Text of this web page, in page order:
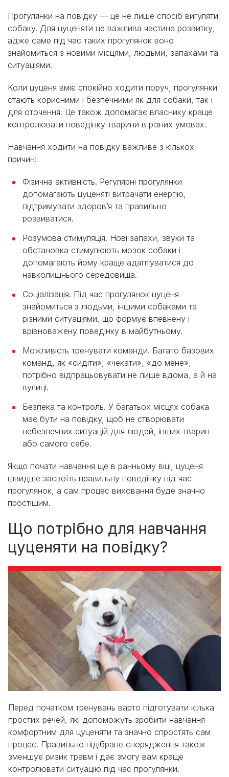
Прогулянки на повідку — це не лише спосіб вигуляти
собаку. Для цуценяти це важлива частина розвитку,
адже саме під час таких прогулянок воно
знайомиться з новими місцями, людьми, запахами та
ситуаціями.
Коли цуценя вміє спокійно ходити поруч, прогулянки
стають корисними і безпечними як для собаки, так і
для оточення. Це також допомагає власнику краще
контролювати поведінку тварини в різних умовах.
Навчання ходити на повідку важливе з кількох
причин:
Фізична активність. Регулярні прогулянки
допомагають цуценяті витрачати енергію,
підтримувати здоров’я та правильно
розвиватися.
Розумова стимуляція. Нові запахи, звуки та
обстановка стимулюють мозок собаки і
допомагають йому краще адаптуватися до
навколишнього середовища.
Соціалізація. Під час прогулянок цуценя
знайомиться з людьми, іншими собаками та
різними ситуаціями, що формує впевнену і
врівноважену поведінку в майбутньому.
Можливість тренувати команди. Багато базових
команд, як «сидіти», «чекати», «до мене»,
потрібно відпрацьовувати не лише вдома, а й на
вулиці.
Безпека та контроль. У багатьох місцях собака
має бути на повідку, щоб не створювати
небезпечних ситуацій для людей, інших тварин
або самого себе.
Якщо почати навчання ще в ранньому віці, цуценя
швидше засвоїть правильну поведінку під час
прогулянок, а сам процес виховання буде значно
простішим.
Що потрібно для навчання
цуценяти на повідку?
Перед початком тренувань варто підготувати кілька
простих речей, які допоможуть зробити навчання
комфортним для цуценяти та значно спростять сам
процес. Правильно підібране спорядження також
зменшує ризик травм і дає змогу вам краще
контролювати ситуацію під час прогулянки.